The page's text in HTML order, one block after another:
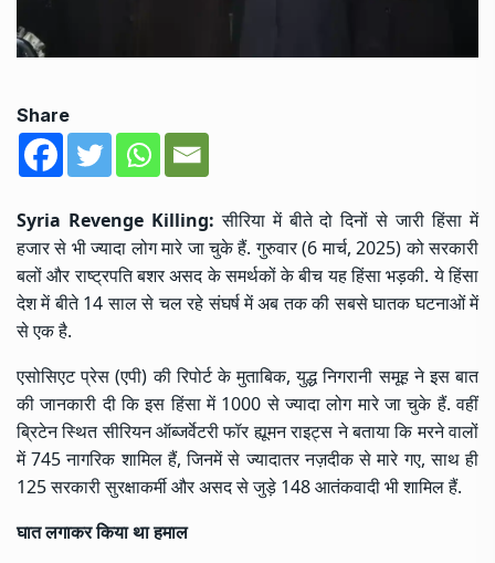
Share
Syria Revenge Killing:सीरिया में बीते दो दिनों से जारी हिंसा में
हजार से भी ज्यादा लोग मारे जा चुके हैं. गुरुवार (6 मार्च, 2025) को सरकारी
बलों और राष्ट्रपति बशर असद के समर्थकों के बीच यह हिंसा भड़की. ये हिंसा
देश में बीते 14 साल से चल रहे संघर्ष में अब तक की सबसे घातक घटनाओं में
से एक है.
एसोसिएट प्रेस (एपी) की रिपोर्ट के मुताबिक, युद्ध निगरानी समूह ने इस बात
की जानकारी दी कि इस हिंसा में 1000 से ज्यादा लोग मारे जा चुके हैं. वहीं
ब्रिटेन स्थित सीरियन ऑब्जर्वेटरी फॉर ह्यूमन राइट्स ने बताया कि मरने वालों
में 745 नागरिक शामिल हैं, जिनमें से ज्यादातर नज़दीक से मारे गए, साथ ही
125 सरकारी सुरक्षाकर्मी और असद से जुड़े 148 आतंकवादी भी शामिल हैं.
घात लगाकर किया था हमाल